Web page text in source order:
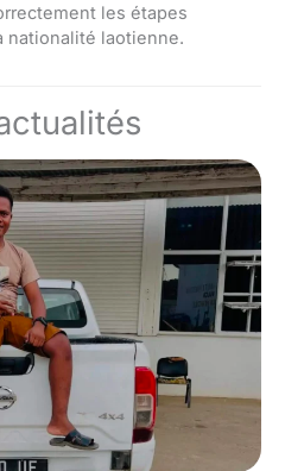
les étapes
nationalité laotienne.